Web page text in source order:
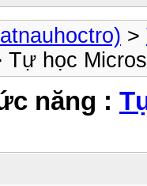
>
Tự học
năng :